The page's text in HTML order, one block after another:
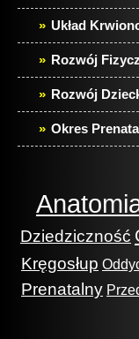
Układ
Rozwój
Rozwój
Okres
Dziedziczność
Kręgosłup
Prenatalny